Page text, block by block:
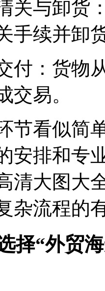
关与卸货
手续并卸
付：货物
交易。
节看似简
安排和专
清大图大
杂流程的
择“外贸